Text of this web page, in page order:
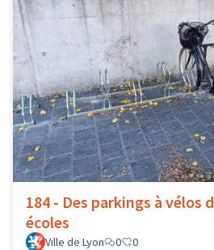
184 - Des parkings à vélos
écoles
Ville de Lyon 0 0